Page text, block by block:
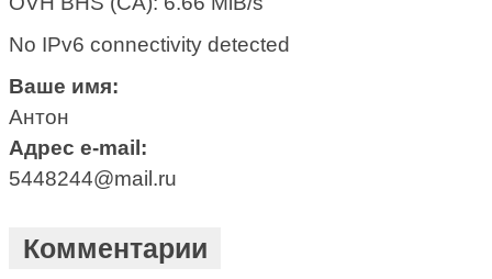
No IPv6 connectivity detected
Ваше имя:
Антон
Адрес e-mail:
5448244@mail.ru
Комментарии